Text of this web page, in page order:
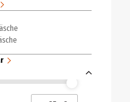
Preis (€) ab
Preis (€) bis